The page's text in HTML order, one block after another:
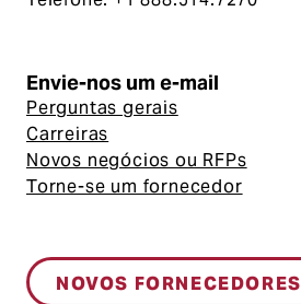
Envie-nos um e-mail
Perguntas gerais
Carreiras
Novos negócios ou RFPs
Torne-se um fornecedor
NOVOS FORNECEDORES